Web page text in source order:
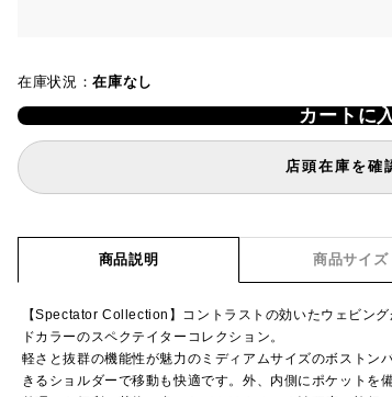
在庫状況：在庫なし
カートに
店頭在庫を確
商品説明 商品サイズ
【Spectator Collection】コントラストの効いたウェビン
ドカラーのスペクテイターコレクション。
軽さと抜群の機能性が魅力のミディアムサイズのボストン
きるショルダーで移動も快適です。外、内側にポケットを